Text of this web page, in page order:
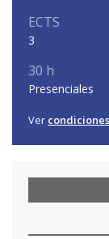
ECTS
3
30 h
Presenciales
Ver condiciones